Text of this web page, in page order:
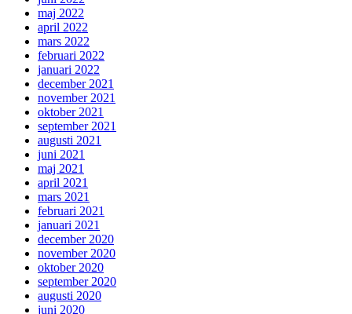
maj 2022
april 2022
mars 2022
februari 2022
januari 2022
december 2021
november 2021
oktober 2021
september 2021
augusti 2021
juni 2021
maj 2021
april 2021
mars 2021
februari 2021
januari 2021
december 2020
november 2020
oktober 2020
september 2020
augusti 2020
juni 2020